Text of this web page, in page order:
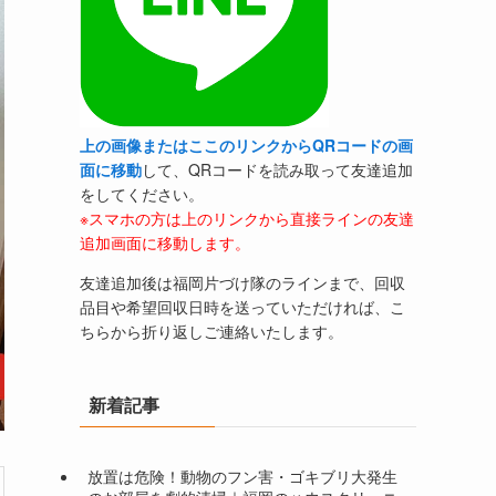
上の画像またはここのリンクからQRコードの画
面に移動して、QRコードを読み取って友達追加
をしてください。
※スマホの方は上のリンクから直接ラインの友達
追加画面に移動します。
友達追加後は福岡片づけ隊のラインまで、回収
品目や希望回収日時を送っていただければ、こ
ちらから折り返しご連絡いたします。
新着記事
放置は危険！動物のフン害・ゴキブリ大発生